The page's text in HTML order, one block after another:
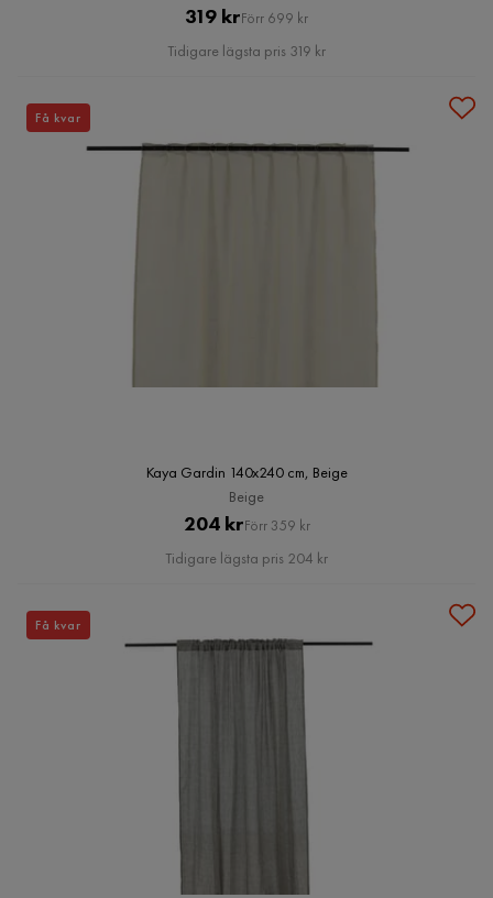
Pris
319 krOriginal
Pris
Förr 699 kr
Tidigare lägsta pris 319 kr
Kaya Gardin 140x240 cm, Beige
Beige
Pris
204 krOriginal
Pris
Förr 359 kr
Tidigare lägsta pris 204 kr
Få kvar
Få kvar